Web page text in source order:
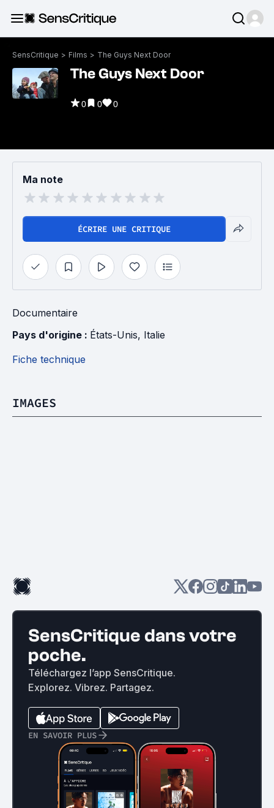
SensCritique > Films > The Guys Next Door
The Guys Next Door
0 0 0
Ma note
ÉCRIRE UNE CRITIQUE
Documentaire
Pays d'origine : États-Unis, Italie
Fiche technique
IMAGES
SensCritique dans votre
poche.
Téléchargez l’app SensCritique.
Explorez. Vibrez. Partagez.
EN SAVOIR PLUS